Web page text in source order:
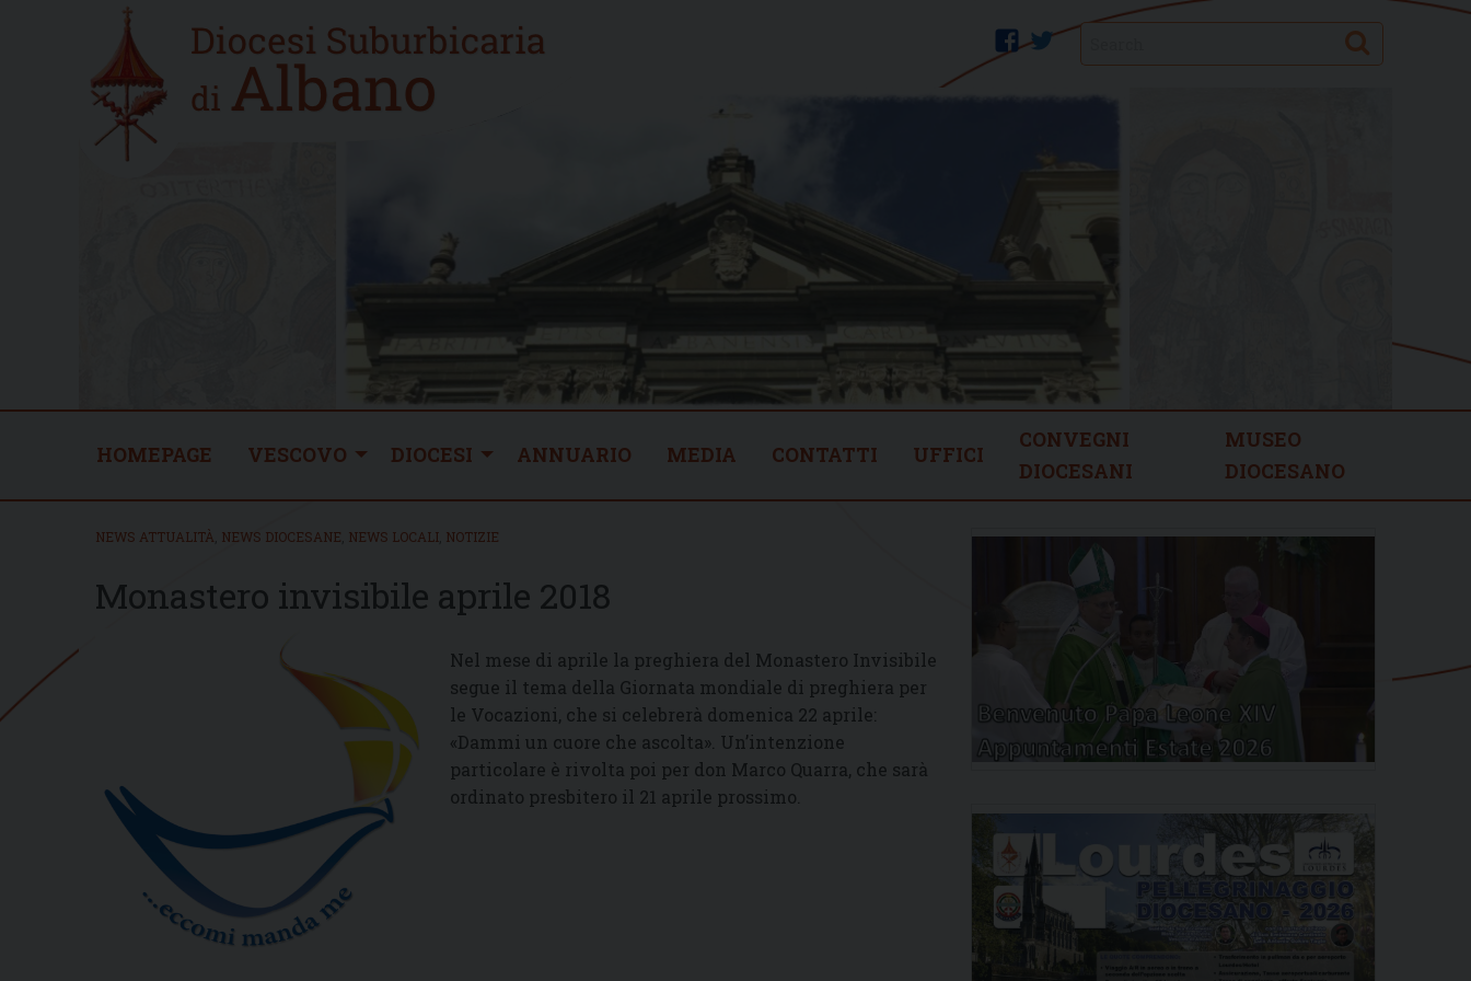
Home
new
twitter
facebook Search
HOMEPAGE VESCOVO DIOCESI ANNUARIO MEDIA CONTATTI UFFICI
CONVEGNI
DIOCESANI
MUSEO
DIOCESANO
NEWS ATTUALITÀ NEWS DIOCESANE NEWS LOCALI NOTIZIE
Monastero invisibile aprile 2018
Nel mese di aprile la preghiera del Monastero Invisibile
segue il tema della Giornata mondiale di preghiera per
le Vocazioni, che si celebrerà domenica 22 aprile:
«Dammi un cuore che ascolta». Un’intenzione
particolare è rivolta poi per don Marco Quarra, che sarà
ordinato presbitero il 21 aprile prossimo.